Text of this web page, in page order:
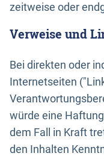
zeitweise oder
Verweise und
Bei direkten oder
Internetseiten
würde eine
dem Fall in Kraft
den Inhalten